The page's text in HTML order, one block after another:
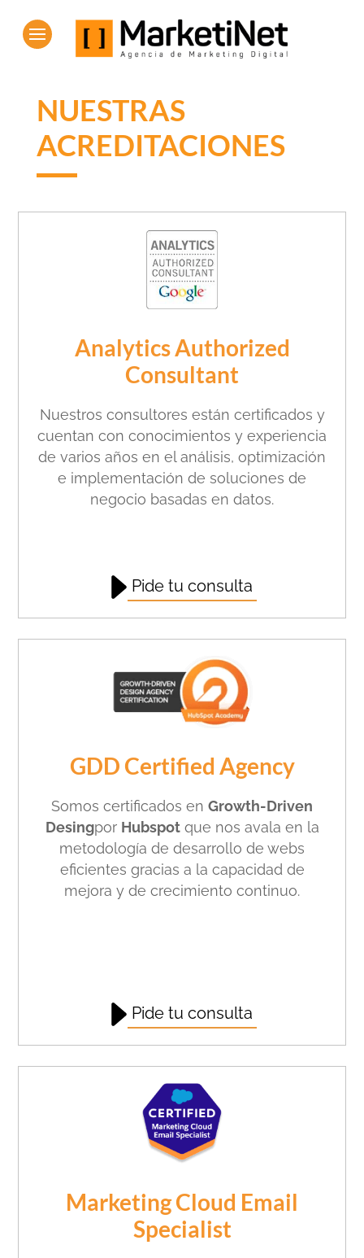
NUESTRAS
ACREDITACIONES
Analytics Authorized
Consultant
Nuestros consultores están certificados y
cuentan con conocimientos y experiencia
de varios años en el análisis, optimización
e implementación de soluciones de
negocio basadas en datos.
Pide tu consulta
GDD Certified Agency
Somos certificados en Growth-Driven
Desingpor Hubspotque nos avala en la
metodología de desarrollo de webs
eficientes gracias a la capacidad de
mejora y de crecimiento continuo.
Pide tu consulta
Marketing Cloud Email
Specialist